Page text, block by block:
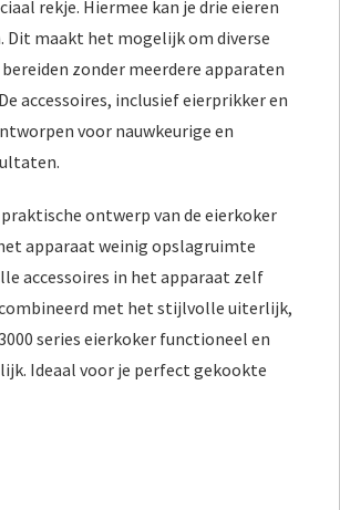
rekje. Hiermee kan je drie eieren
Dit maakt het mogelijk om diverse
zonder meerdere apparaten
accessoires, inclusief eierprikker en
voor nauwkeurige en
ontwerp van de eierkoker
apparaat weinig opslagruimte
accessoires in het apparaat zelf
met het stijlvolle uiterlijk,
series eierkoker functioneel en
Ideaal voor je perfect gekookte